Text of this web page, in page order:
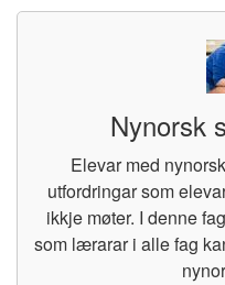
Nynorsk
Elevar med
utfordringar som
ikkje møter. I denne
som lærarar i alle fag